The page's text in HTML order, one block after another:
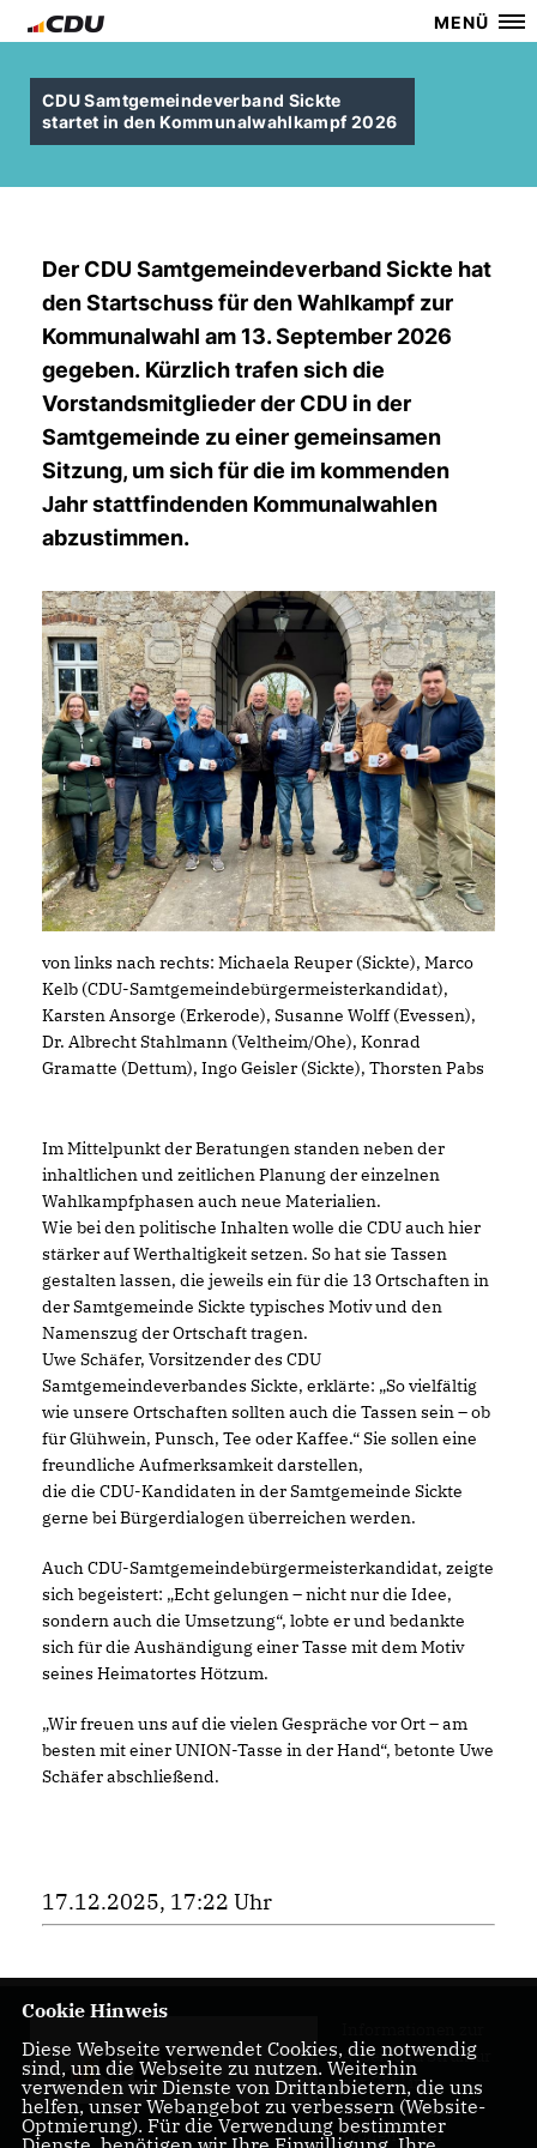
MENÜ
CDU Samtgemeindeverband Sickte
startet in den Kommunalwahlkampf 2026
Der CDU Samtgemeindeverband Sickte hat
den Startschuss für den Wahlkampf zur
Kommunalwahl am 13. September 2026
gegeben. Kürzlich trafen sich die
Vorstandsmitglieder der CDU in der
Samtgemeinde zu einer gemeinsamen
Sitzung, um sich für die im kommenden
Jahr stattfindenden Kommunalwahlen
abzustimmen.
von links nach rechts: Michaela Reuper (Sickte), Marco
Kelb (CDU-Samtgemeindebürgermeisterkandidat),
Karsten Ansorge (Erkerode), Susanne Wolff (Evessen),
Dr. Albrecht Stahlmann (Veltheim/Ohe), Konrad
Gramatte (Dettum), Ingo Geisler (Sickte), Thorsten Pabs
Im Mittelpunkt der Beratungen standen neben der
inhaltlichen und zeitlichen Planung der einzelnen
Wahlkampfphasen auch neue Materialien.
Wie bei den politische Inhalten wolle die CDU auch hier
stärker auf Werthaltigkeit setzen. So hat sie Tassen
gestalten lassen, die jeweils ein für die 13 Ortschaften in
der Samtgemeinde Sickte typisches Motiv und den
Namenszug der Ortschaft tragen.
Uwe Schäfer, Vorsitzender des CDU
Samtgemeindeverbandes Sickte, erklärte: „So vielfältig
wie unsere Ortschaften sollten auch die Tassen sein – ob
für Glühwein, Punsch, Tee oder Kaffee.“ Sie sollen eine
freundliche Aufmerksamkeit darstellen,
die die CDU-Kandidaten in der Samtgemeinde Sickte
gerne bei Bürgerdialogen überreichen werden.
Auch CDU-Samtgemeindebürgermeisterkandidat, zeigte
sich begeistert: „Echt gelungen – nicht nur die Idee,
sondern auch die Umsetzung“, lobte er und bedankte
sich für die Aushändigung einer Tasse mit dem Motiv
seines Heimatortes Hötzum.
Wir freuen uns auf die vielen Gespräche vor Ort – am
besten mit einer UNION-Tasse in der Hand“, betonte Uwe
Schäfer abschließend.
17.12.2025, 17:22 Uhr
Arbeit und Struktur
der CDU im
Kreisverband
Wolfenbüttel
Cookie Hinweis
Diese Webseite verwendet Cookies, die notwendig
sind, um die Webseite zu nutzen. Weiterhin
verwenden wir Dienste von Drittanbietern, die uns
helfen, unser Webangebot zu verbessern (Website-
Optmierung). Für die Verwendung bestimmter